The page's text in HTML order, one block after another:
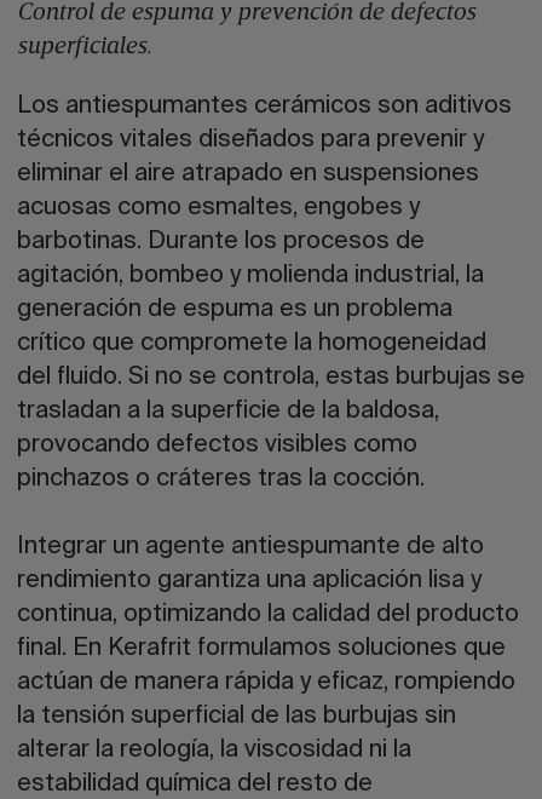
Control de espuma y prevención de defectos
superficiales.
Los antiespumantes cerámicos son aditivos
técnicos vitales diseñados para prevenir y
eliminar el aire atrapado en suspensiones
acuosas como esmaltes, engobes y
barbotinas. Durante los procesos de
agitación, bombeo y molienda industrial, la
generación de espuma es un problema
crítico que compromete la homogeneidad
del fluido. Si no se controla, estas burbujas se
trasladan a la superficie de la baldosa,
provocando defectos visibles como
pinchazos o cráteres tras la cocción.
Integrar un agente antiespumante de alto
rendimiento garantiza una aplicación lisa y
continua, optimizando la calidad del producto
final. En Kerafrit formulamos soluciones que
actúan de manera rápida y eficaz, rompiendo
la tensión superficial de las burbujas sin
alterar la reología, la viscosidad ni la
estabilidad química del resto de